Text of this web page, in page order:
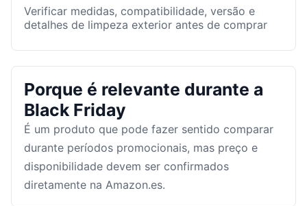
Verificar medidas, compatibilidade, versão e
detalhes de limpeza exterior antes de comprar
Porque é relevante durante a
Black Friday
É um produto que pode fazer sentido comparar
durante períodos promocionais, mas preço e
disponibilidade devem ser confirmados
diretamente na Amazon.es.